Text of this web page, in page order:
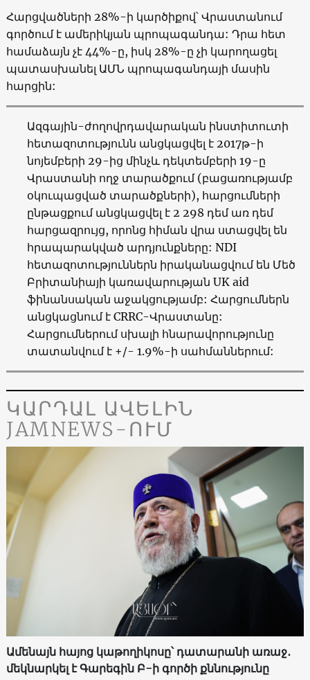
Հարցվածների 28%-ի կարծիքով՝ Վրաստանում
գործում է ամերիկյան պրոպագանդա: Դրա հետ
համաձայն չէ 44%-ը, իսկ 28%-ը չի կարողացել
պատասխանել ԱՄՆ պրոպագանդայի մասին
հարցին:
Ազգային-ժողովրդավարական ինստիտուտի
հետազոտությունն անցկացվել է 2017թ-ի
նոյեմբերի 29-ից մինչև դեկտեմբերի 19-ը
Վրաստանի ողջ տարածքում (բացառությամբ
օկուպացված տարածքների), հարցումների
ընթացքում անցկացվել է 2 298 դեմ առ դեմ
հարցազրույց, որոնց հիման վրա ստացվել են
հրապարակված արդյունքները: NDI
հետազոտություններն իրականացվում են Մեծ
Բրիտանիայի կառավարության UK aid
ֆինանսական աջակցությամբ: Հարցումներն
անցկացնում է CRRC-Վրաստանը:
Հարցումներում սխալի հնարավորությունը
տատանվում է +/- 1.9%-ի սահմաններում:
ԿԱՐԴԱԼ ԱՎԵԼԻՆ
JAMNEWS-ՈՒՄ
Ամենայն հայոց կաթողիկոսը՝ դատարանի առաջ․
մեկնարկել է Գարեգին Բ-ի գործի քննությունը